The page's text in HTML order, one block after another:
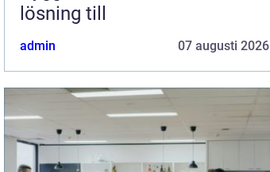
lösning till
admin 07 augusti 2026